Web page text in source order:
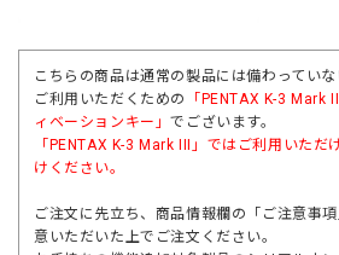
こちらの商品は通常の製品には備わってい
ご利用いただくための
「PENTAX K-3
ィベーションキー」でございます。
「 PENTAX K-3 Mark III
」ではご利用いただ
けください。
ご注文に先立ち、商品情報欄の「ご注意事
意いただいた上でご注文ください。